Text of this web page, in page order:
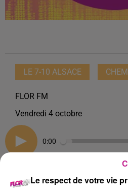
LE 7-10 ALSACE
FLOR FM
Vendredi 4 octobre
0:00
4 octobre 2024 - 31 min 23 sec
Le respect de votre vie